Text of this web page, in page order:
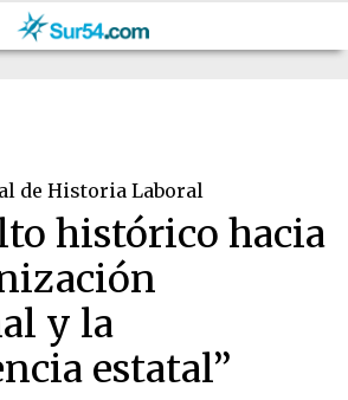
de Historia Laboral
histórico hacia
y la
estatal”